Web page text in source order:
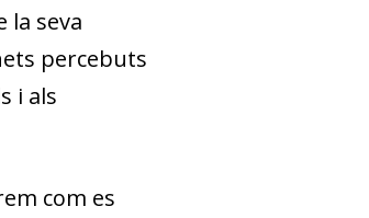
la seva
percebuts
i als
com es